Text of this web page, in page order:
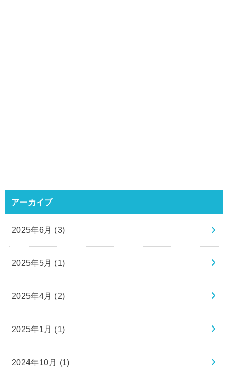
アーカイブ
2025年6月 (3)
2025年5月 (1)
2025年4月 (2)
2025年1月 (1)
2024年10月 (1)